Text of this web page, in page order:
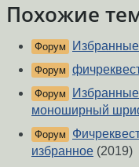
Похожие
Форум
Форум
Форум
моноширный
Форум
избранное (2019)